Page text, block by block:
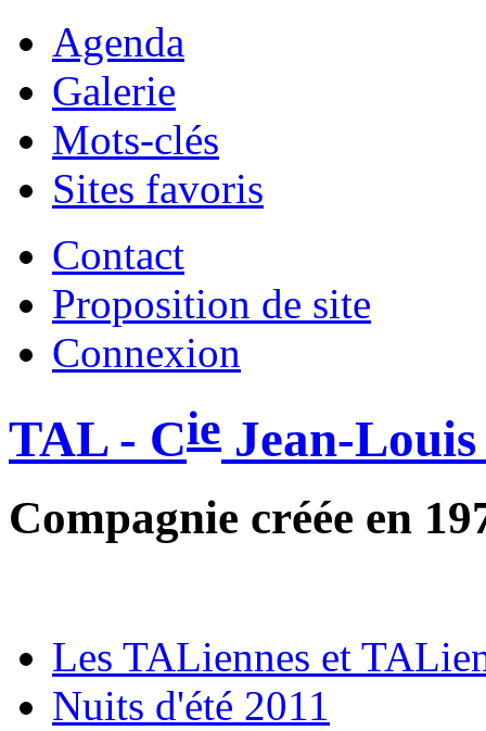
Agenda
Galerie
Mots-clés
Sites favoris
Contact
Proposition de site
Connexion
TAL - Cie Jean-
Compagnie créée en
Les TALiennes et
Nuits d'été 2011